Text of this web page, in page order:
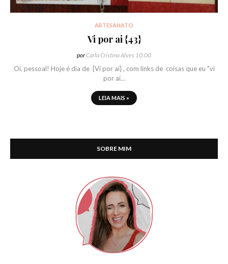
ARTESANATO
Vi por ai {43}
porCarla Cristina Alves 10:00
Oi, pessoal! Hoje é dia de {Vi por aí} , com links de coisas que eu "vi
por aí…
LEIA MAIS »
SOBRE MIM